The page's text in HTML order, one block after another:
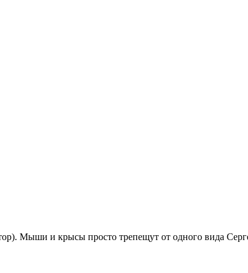
Мыши и крысы просто трепещут от одного вида